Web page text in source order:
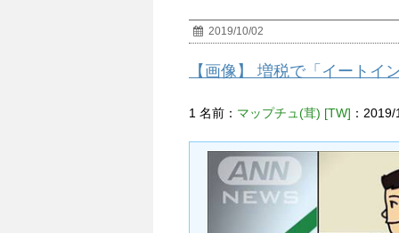
2019/10/02
【画像】 増税で「イートイ
1 名前： マップチュ(茸) [TW] ：